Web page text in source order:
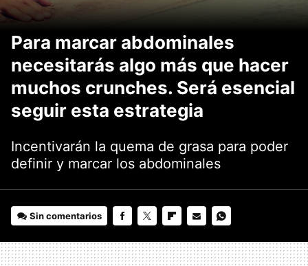
Para marcar abdominales
necesitarás algo más que hacer
muchos crunches. Será esencial
seguir esta estrategia
Incentivarán la quema de grasa para poder
definir y marcar los abdominales
Sin comentarios
MAIL